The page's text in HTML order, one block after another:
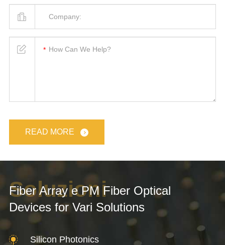
READ MORE
Fiber Array e PM Fiber Optical
Devices for Vari Solutions
Soluzioni
Silicon Photonics